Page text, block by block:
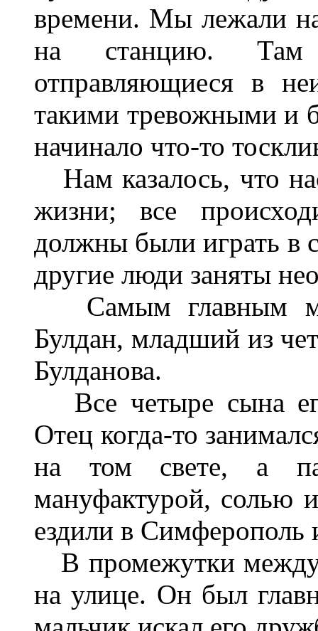
времени. Мы лежали
на станцию. Там
отправляющиеся в
такими тревожными и
начинало что-то
Нам казалось, что
жизни; все
должны были играть в
другие люди заняты
Самым главным
Булдан, младший из
Булданова.
Все четыре сына
Отец когда-то
на том свете, а
мануфактурой, солью
ездили в Симферополь
В промежутки между
на улице. Он был